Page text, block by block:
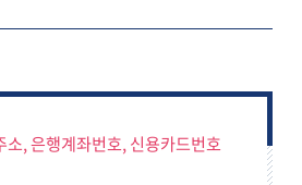
가는 영어뮤지컬
, 은행계좌번호, 신용카드번호